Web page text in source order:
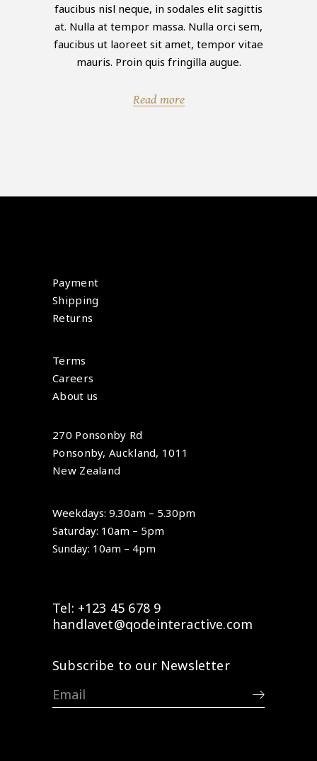
faucibus nisl neque, in sodales elit sagittis
at. Nulla at tempor massa. Nulla orci sem,
faucibus ut laoreet sit amet, tempor vitae
mauris. Proin quis fringilla augue.
Read more
Payment
Shipping
Returns
Terms
Careers
About us
270 Ponsonby Rd
Ponsonby, Auckland, 1011
New Zealand
Weekdays: 9.30am – 5.30pm
Saturday: 10am – 5pm
Sunday: 10am – 4pm
Tel: +123 45 678 9
handlavet@qodeinteractive.com
Subscribe to our Newsletter